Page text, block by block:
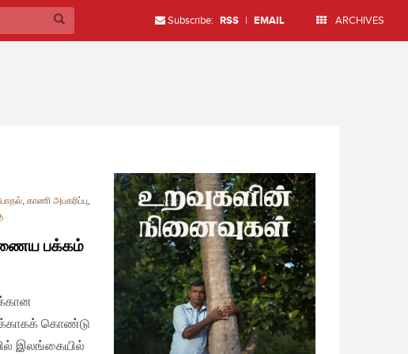
Subscribe: RSS | EMAIL ARCHIVES
, காணி அபகரிப்பு,
இணைய பக்கம்
கொண்டு
இலங்கையில்